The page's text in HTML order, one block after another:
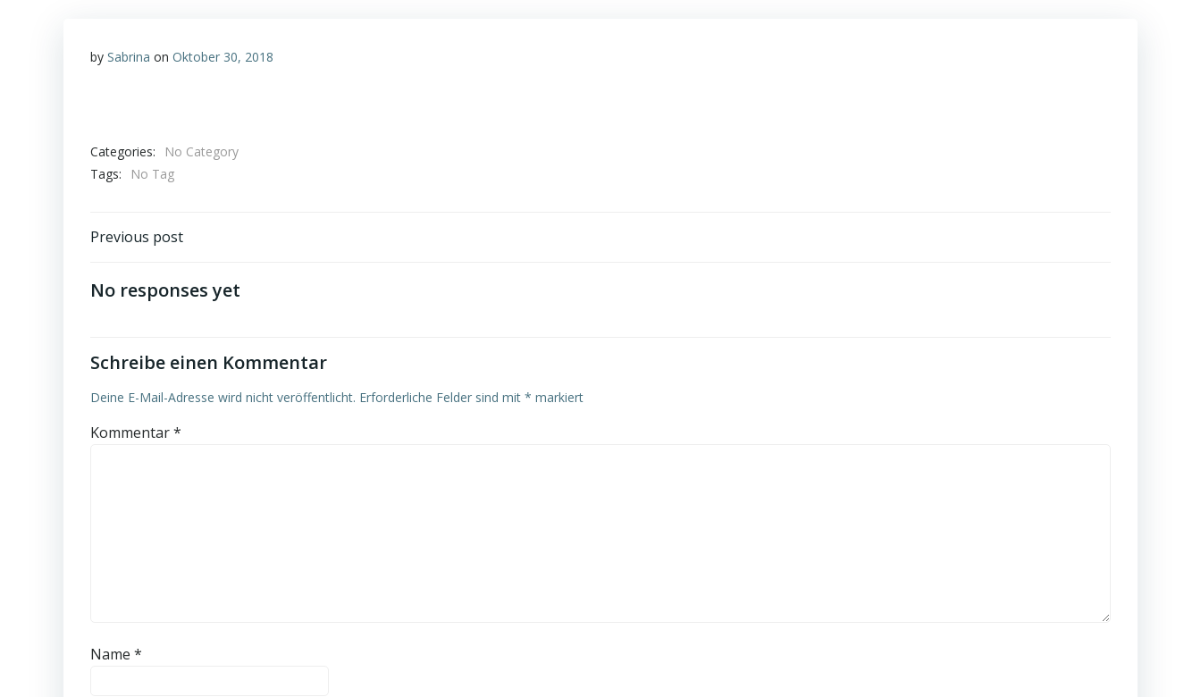
by Sabrina on Oktober 30, 2018
Categories:
No Category
Tags:
No Tag
Post
navigation
Previous post
No responses yet
Schreibe einen Kommentar
Deine E-Mail-Adresse wird nicht veröffentlicht. Erforderliche Felder sind mit * markiert
Kommentar*
Name *